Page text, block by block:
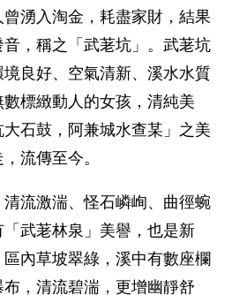
湧入淘金，耗盡家財，結果
，稱之「武荖坑」。武荖坑
良好、空氣清新、溪水水質
標緻動人的女孩，清純美
石鼓，阿兼城水查某」之美
流傳至今。
流激湍、怪石嶙峋、曲徑蜿
武荖林泉」美譽，也是新
區內草坡翠綠，溪中有數座欄
，清流碧湍，更增幽靜舒